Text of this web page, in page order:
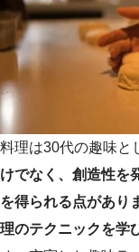
料理は30代の趣味と
けでなく、創造性を
を得られる点があり
理のテクニックを学